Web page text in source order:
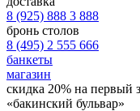
8 (925) 888 3 888
бронь столов
8 (495) 2 555 666
банкеты
магазин
скидка 20% на первый
«бакинский бульвар»